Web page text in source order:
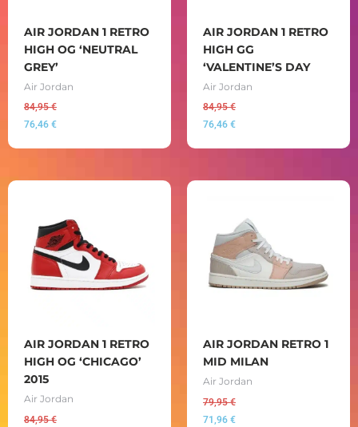
AIR JORDAN 1 RETRO
HIGH OG ‘NEUTRAL
GREY’
Air Jordan
84,95€
76,46 €
AIR JORDAN 1 RETRO
HIGH GG
‘VALENTINE’S DAY
Air Jordan
84,95€
76,46 €
AIR JORDAN 1 RETRO
HIGH OG ‘CHICAGO’
2015
Air Jordan
84,95€
AIR JORDAN RETRO 1
MID MILAN
Air Jordan
79,95€
71,96 €